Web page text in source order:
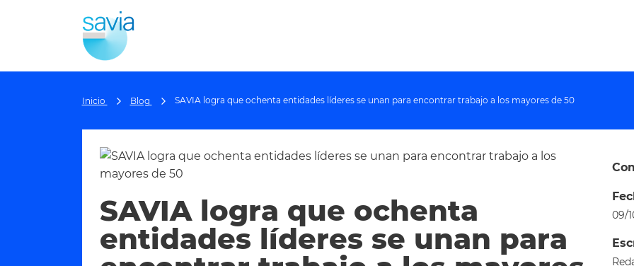
Inicio Blog SAVIA logra que ochenta entidades líderes se unan para encontrar trabajo a los mayores de 50
SAVIA logra que ochenta
entidades líderes se unan para
09/